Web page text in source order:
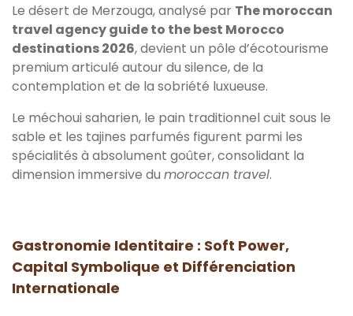
Le désert de Merzouga, analysé par The moroccan
travel agency guide to the best Morocco
destinations 2026, devient un pôle d’écotourisme
premium articulé autour du silence, de la
contemplation et de la sobriété luxueuse.
Le méchoui saharien, le pain traditionnel cuit sous le
sable et les tajines parfumés figurent parmi les
spécialités à absolument goûter, consolidant la
dimension immersive du moroccan travel.
Gastronomie Identitaire : Soft Power,
Capital Symbolique et Différenciation
Internationale